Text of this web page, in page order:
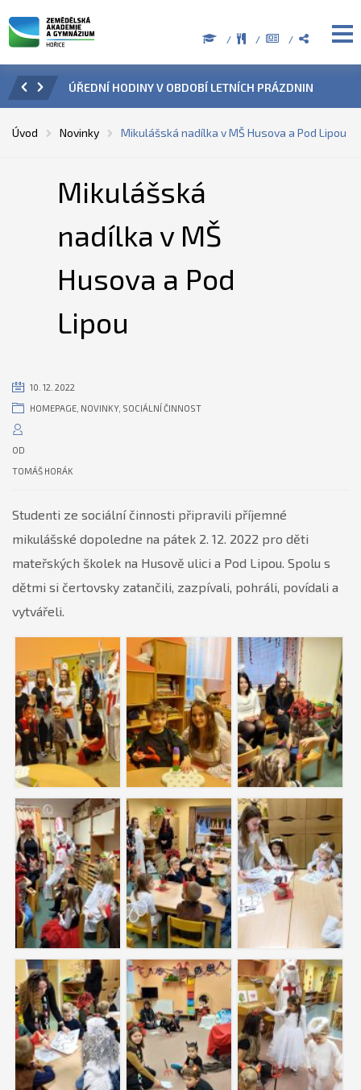
ÚŘEDNÍ HODINY V OBDOBÍ LETNÍCH PRÁZDNIN
Úvod Novinky Mikulášská nadílka v MŠ Husova a Pod Lipou
Mikulášská
nadílka v MŠ
Husova a Pod
Lipou
10. 12. 2022
HOMEPAGE NOVINKY, SOCIÁLNÍ ČINNOST
OD
TOMÁŠ HORÁK
Studenti ze sociální činnosti připravili příjemné
mikulášské dopoledne na pátek 2. 12. 2022 pro děti
mateřských školek na Husově ulici a Pod Lipou. Spolu s
dětmi si čertovsky zatančili, zazpívali, pohráli, povídali a
vytvářeli.